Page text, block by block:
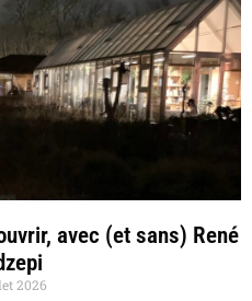
avec (et sans) René
2026